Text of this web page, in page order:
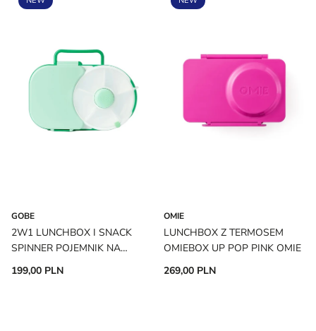
GOBE
2W1 LUNCHBOX I SNACK
SPINNER POJEMNIK NA
PRZEKĄSKI SAGE GREEN
GOBE
199,00 PLN
OMIE
LUNCHBOX Z TERMOSEM
OMIEBOX UP POP PINK OMIE
269,00 PLN